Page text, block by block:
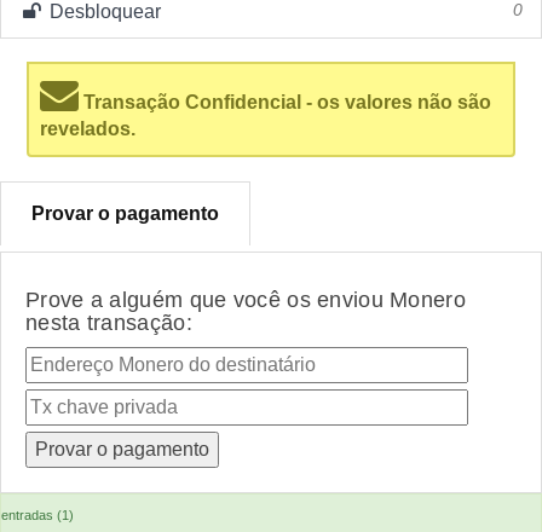
Desbloquear 0
Transação Confidencial - os valores não são
revelados.
Provar o pagamento
Prove a alguém que você os enviou Monero
nesta transação:
entradas (1)